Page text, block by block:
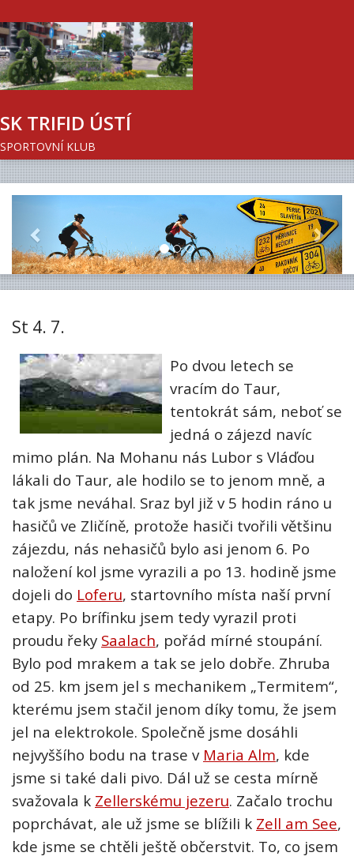
SK TRIFID ÚSTÍ
SPORTOVNÍ KLUB
Next
St 4. 7.
Po dvou letech se
vracím do Taur,
tentokrát sám, neboť se
jedná o zájezd navíc
mimo plán. Na Mohanu nás Lubor s Vláďou
lákali do Taur, ale hodilo se to jenom mně, a
tak jsme neváhal. Sraz byl již v 5 hodin ráno u
hasičů ve Zličíně, protože hasiči tvořili většinu
zájezdu, nás nehasičů bylo asi jenom 6. Po
naložení kol jsme vyrazili a po 13. hodině jsme
dojeli do Loferu , startovního místa naší první
etapy. Po brífinku jsem tedy vyrazil proti
proudu řeky Saalach , pořád mírné stoupání.
Bylo pod mrakem a tak se jelo dobře. Zhruba
od 25. km jsem jel s mechanikem „Termitem“,
kterému jsem stačil jenom díky tomu, že jsem
jel na elektrokole. Společně jsme dosáhli
nejvyššího bodu na trase v Maria Alm , kde
jsme si také dali pivo. Dál už se cesta mírně
svažovala k Zellerskému jezeru . Začalo trochu
poprchávat, ale už jsme se blížili k Zell am See
kde jsme se chtěli ještě občerstvit. To, co jsem